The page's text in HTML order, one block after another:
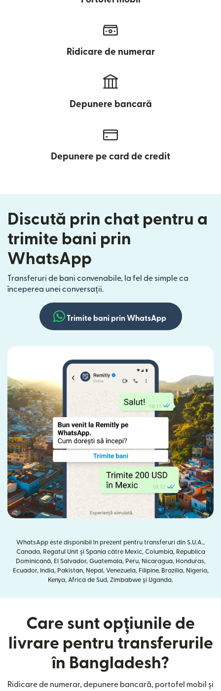
Ridicare de numerar
Depunere bancară
Depunere pe card de credit
Discută prin chat pentru a
trimite bani prin
WhatsApp
Transferuri de bani convenabile, la fel de simple ca
începerea unei conversații.
Trimite bani prin WhatsApp
WhatsApp este disponibil în prezent pentru transferuri din S.U.A.,
Canada, Regatul Unit și Spania către Mexic, Columbia, Republica
Dominicană, El Salvador, Guatemala, Peru, Nicaragua, Honduras,
Ecuador, India, Pakistan, Nepal, Venezuela, Filipine, Brazilia, Nigeria,
Kenya, Africa de Sud, Zimbabwe și Uganda.
Care sunt opțiunile de
livrare pentru transferurile
în Bangladesh?
Ridicare de numerar, depunere bancară, portofel mobil și